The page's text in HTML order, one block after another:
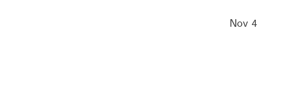
Nov 4